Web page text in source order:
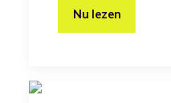
Nu lezen